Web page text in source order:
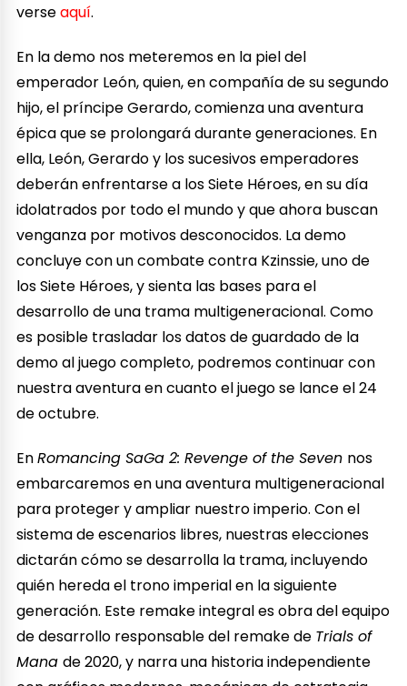
verseaquí.
En la demo nos meteremos en la piel del
emperador León, quien, en compañía de su segundo
hijo, el príncipe Gerardo, comienza una aventura
épica que se prolongará durante generaciones. En
ella, León, Gerardo y los sucesivos emperadores
deberán enfrentarse a los Siete Héroes, en su día
idolatrados por todo el mundo y que ahora buscan
venganza por motivos desconocidos. La demo
concluye con un combate contra Kzinssie, uno de
los Siete Héroes, y sienta las bases para el
desarrollo de una trama multigeneracional. Como
es posible trasladar los datos de guardado de la
demo al juego completo, podremos continuar con
nuestra aventura en cuanto el juego se lance el 24
de octubre.
EnRomancing SaGa 2: Revenge of the Seven nos
embarcaremos en una aventura multigeneracional
para proteger y ampliar nuestro imperio. Con el
sistema de escenarios libres, nuestras elecciones
dictarán cómo se desarrolla la trama, incluyendo
quién hereda el trono imperial en la siguiente
generación. Este remake integral es obra del equipo
de desarrollo responsable del remake de Trials of
Manade 2020, y narra una historia independiente